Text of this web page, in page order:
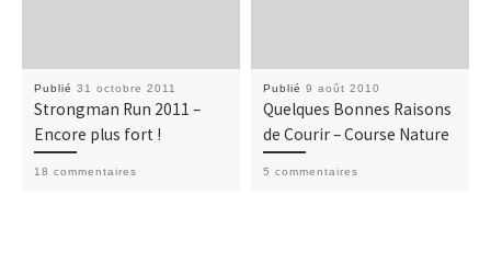
Publié31 octobre 2011
Strongman Run 2011 –
Encore plus fort !
18 commentaires
Publié9 août 2010
Quelques Bonnes Raisons
de Courir – Course Nature
5 commentaires